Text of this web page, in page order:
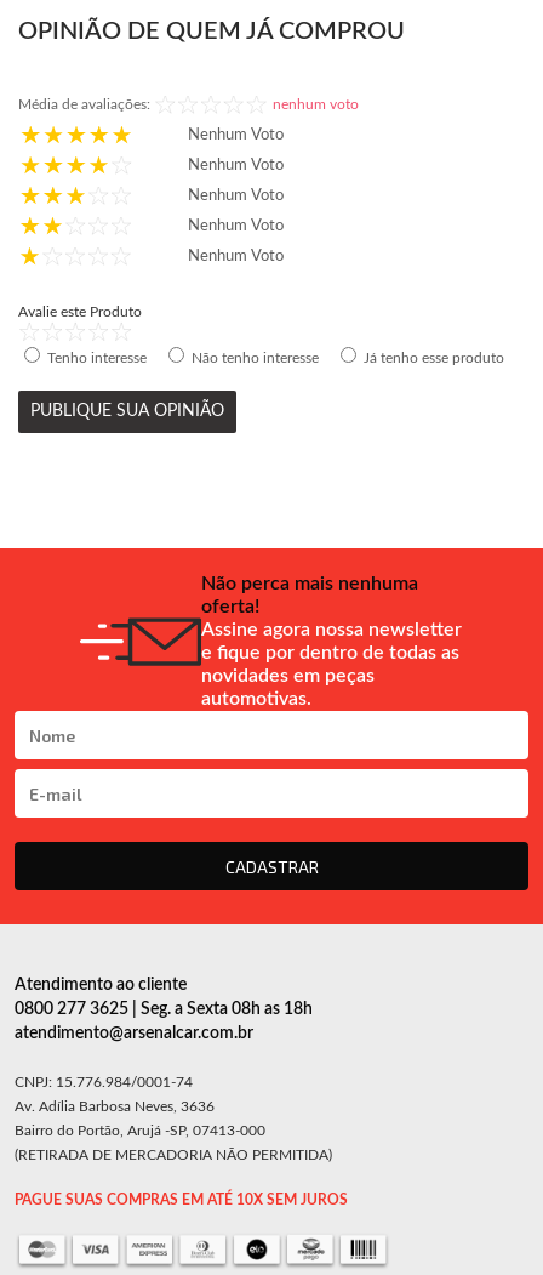
OPINIÃO DE QUEM JÁ COMPROU
Média de avaliações: nenhum voto
Nenhum Voto
Nenhum Voto
Nenhum Voto
Nenhum Voto
Nenhum Voto
Avalie este Produto
Tenho interesse Não tenho interesse Já tenho esse produto
PUBLIQUE SUA OPINIÃO
Não perca mais nenhuma
oferta!
Assine agora nossa newsletter
e fique por dentro de todas as
novidades em peças
automotivas.
CADASTRAR
Atendimento ao cliente
0800 277 3625 | Seg. a Sexta 08h as 18h
atendimento@arsenalcar.com.br
CNPJ: 15.776.984/0001-74
Av. Adília Barbosa Neves, 3636
Bairro do Portão, Arujá -SP, 07413-000
(RETIRADA DE MERCADORIA NÃO PERMITIDA)
PAGUE SUAS COMPRAS EM ATÉ 10X SEM JUROS